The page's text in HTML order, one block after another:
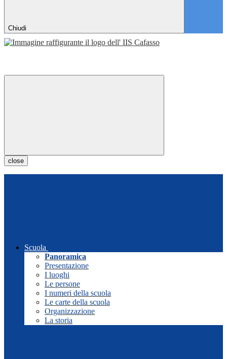
Chiudi
close
Scuola
Panoramica
Presentazione
I luoghi
Le persone
I numeri della scuola
Le carte della scuola
Organizzazione
La storia